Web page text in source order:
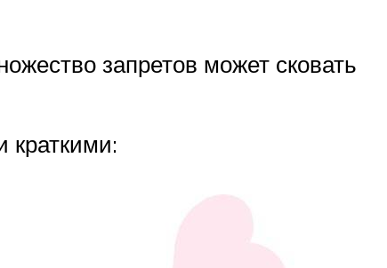
запретов может сковать
краткими: